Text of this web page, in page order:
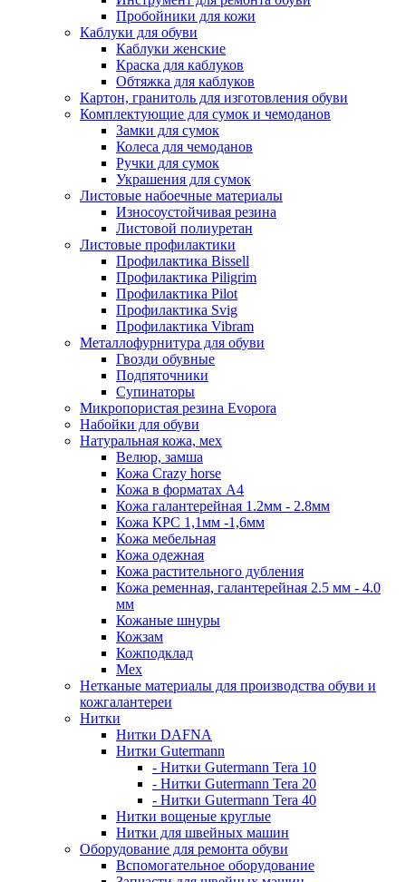
Пробойники для кожи
Каблуки для обуви
Каблуки женские
Краска для каблуков
Обтяжка для каблуков
Картон, гранитоль для изготовления обуви
Комплектующие для сумок и чемоданов
Замки для сумок
Колеса для чемоданов
Ручки для сумок
Украшения для сумок
Листовые набоечные материалы
Износоустойчивая резина
Листовой полиуретан
Листовые профилактики
Профилактика Bissell
Профилактика Piligrim
Профилактика Pilot
Профилактика Svig
Профилактика Vibram
Металлофурнитура для обуви
Гвозди обувные
Подпяточники
Супинаторы
Микропористая резина Evopora
Набойки для обуви
Натуральная кожа, мех
Велюр, замша
Кожа Crazy horse
Кожа в форматах А4
Кожа галантерейная 1.2мм - 2.8мм
Кожа КРС 1,1мм -1,6мм
Кожа мебельная
Кожа одежная
Кожа растительного дубления
Кожа ременная, галантерейная 2.5 мм - 4.0
мм
Кожаные шнуры
Кожзам
Кожподклад
Мех
Нетканые материалы для производства обуви и
кожгалантереи
Нитки
Нитки DAFNA
Нитки Gutermann
- Нитки Gutermann Tera 10
- Нитки Gutermann Tera 20
- Нитки Gutermann Tera 40
Нитки вощеные круглые
Нитки для швейных машин
Оборудование для ремонта обуви
Вспомогательное оборудование